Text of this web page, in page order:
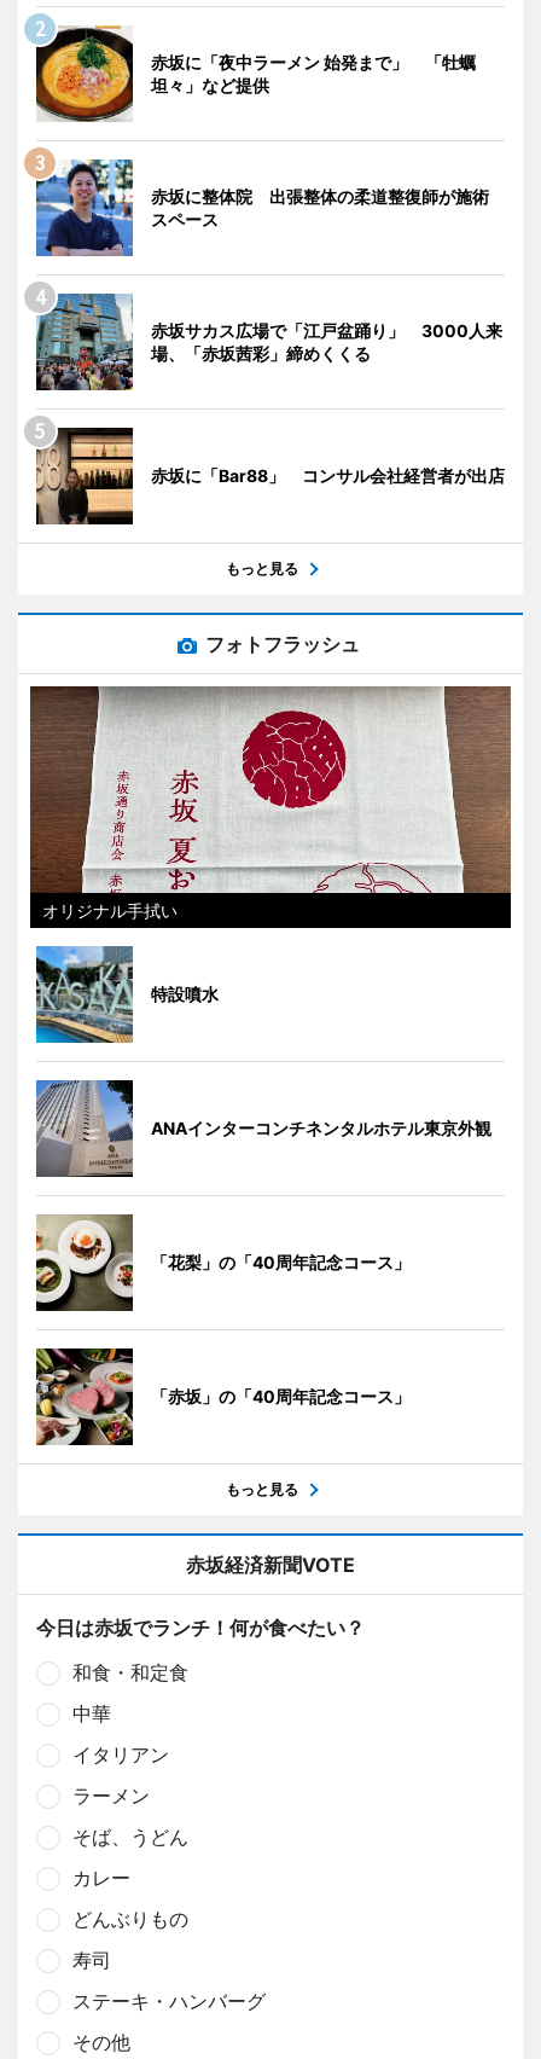
赤坂に「夜中ラーメン 始発まで」 「牡蠣
坦々」など提供
赤坂に整体院 出張整体の柔道整復師が施術
スペース
赤坂サカス広場で「江戸盆踊り」 3000人来
場、「赤坂茜彩」締めくくる
赤坂に「Bar88」 コンサル会社経営者が出店
もっと見る
フォトフラッシュ
オリジナル手拭い
特設噴水
ANAインターコンチネンタルホテル東京外観
「花梨」の「40周年記念コース」
「赤坂」の「40周年記念コース」
もっと見る
赤坂経済新聞VOTE
今日は赤坂でランチ！何が食べたい？
和食・和定食
中華
イタリアン
ラーメン
そば、うどん
カレー
どんぶりもの
寿司
ステーキ・ハンバーグ
その他